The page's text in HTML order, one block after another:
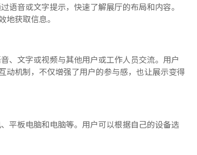
语音或文字提示，快速了解展厅的布局和内容。
获取信息。
、文字或视频与其他用户或工作人员交流。用户
动机制，不仅增强了用户的参与感，也让展示变得
平板电脑和电脑等。用户可以根据自己的设备选